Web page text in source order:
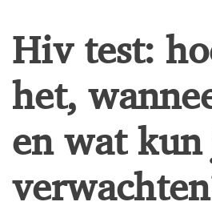
Hiv test:
het,
en wat